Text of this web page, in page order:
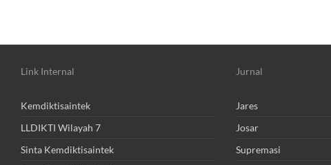
Link Internal
Kemdiktisaintek
LLDIKTI Wilayah 7
Sinta Kemdiktisaintek
Jurnal
Jares
Josar
Supremasi